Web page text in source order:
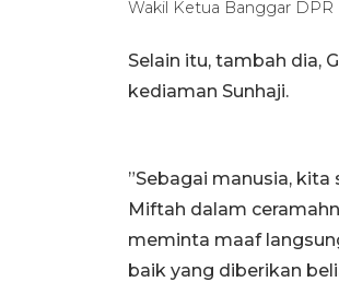
Wakil Ketua Banggar DPR
Selain itu, tambah dia,
kediaman Sunhaji.
”Sebagai manusia,
Miftah dalam
meminta maaf
baik yang diberikan